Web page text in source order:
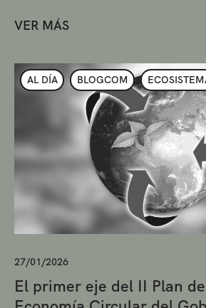
VER MÁS
AL DÍA BLOGCOM
27/01/2026
El primer eje del II Plan